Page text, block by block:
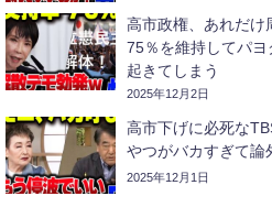
高市政権、あれだけ
75％を維持してパ
起きてしまう
2025年12月2日
高市下げに必死な
やつがバカすぎて論
2025年12月1日